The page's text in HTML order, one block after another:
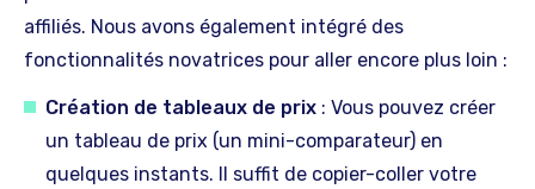
affiliés. Nous avons également intégré des
fonctionnalités novatrices pour aller encore plus loin :
Création de tableaux de prix : Vous pouvez créer
un tableau de prix (un mini-comparateur) en
quelques instants. Il suffit de copier-coller votre